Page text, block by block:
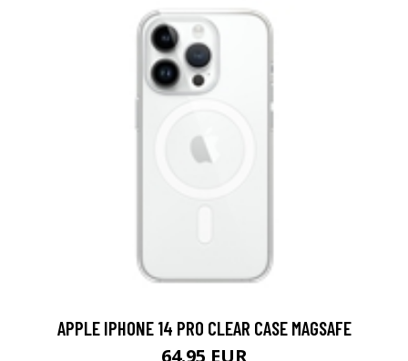
APPLE IPHONE 14 PRO CLEAR CASE MAGSAFE
64.95 EUR